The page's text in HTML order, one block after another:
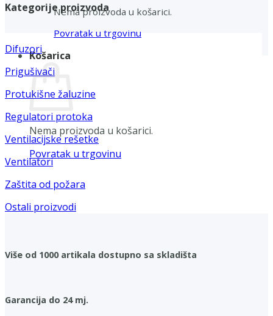
Nema proizvoda u košarici.
Povratak u trgovinu
Košarica
Nema proizvoda u košarici.
Povratak u trgovinu
Kategorije proizvoda
Difuzori
Prigušivači
Protukišne žaluzine
Regulatori protoka
Ventilacijske rešetke
Ventilatori
Zaštita od požara
Ostali proizvodi
Više od 1000 artikala dostupno sa skladišta
Garancija do 24 mj.